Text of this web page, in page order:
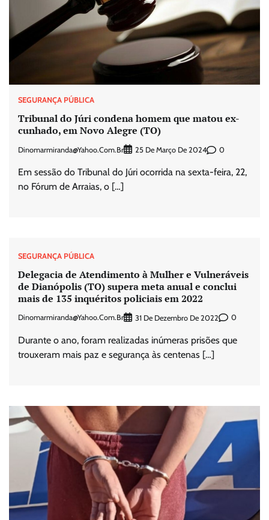
SEGURANÇA PÚBLICA
Tribunal do Júri condena homem que matou ex-
cunhado, em Novo Alegre (TO)
Dinomarmiranda@yahoo.com.br 25 De Março De 2024 0
Em sessão do Tribunal do Júri ocorrida na sexta-feira, 22,
no Fórum de Arraias, o […]
SEGURANÇA PÚBLICA
Delegacia de Atendimento à Mulher e Vulneráveis
de Dianópolis (TO) supera meta anual e conclui
mais de 135 inquéritos policiais em 2022
Dinomarmiranda@yahoo.com.br 31 De Dezembro De 2022 0
Durante o ano, foram realizadas inúmeras prisões que
trouxeram mais paz e segurança às centenas […]